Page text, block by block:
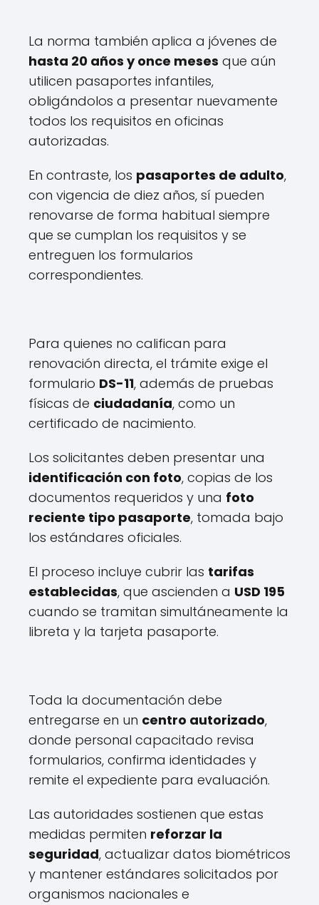
La norma también aplica a jóvenes de
hasta 20 años y once meses que aún
utilicen pasaportes infantiles,
obligándolos a presentar nuevamente
todos los requisitos en oficinas
autorizadas.
En contraste, los pasaportes de adulto,
con vigencia de diez años, sí pueden
renovarse de forma habitual siempre
que se cumplan los requisitos y se
entreguen los formularios
correspondientes.
Para quienes no califican para
renovación directa, el trámite exige el
formulario DS-11, además de pruebas
físicas de ciudadanía, como un
certificado de nacimiento.
Los solicitantes deben presentar una
identificación con foto, copias de los
documentos requeridos y una foto
reciente tipo pasaporte, tomada bajo
los estándares oficiales.
El proceso incluye cubrir las tarifas
establecidas, que ascienden a USD 195
cuando se tramitan simultáneamente la
libreta y la tarjeta pasaporte.
Toda la documentación debe
entregarse en un centro autorizado,
donde personal capacitado revisa
formularios, confirma identidades y
remite el expediente para evaluación.
Las autoridades sostienen que estas
medidas permiten reforzar la
seguridad, actualizar datos biométricos
y mantener estándares solicitados por
organismos nacionales e